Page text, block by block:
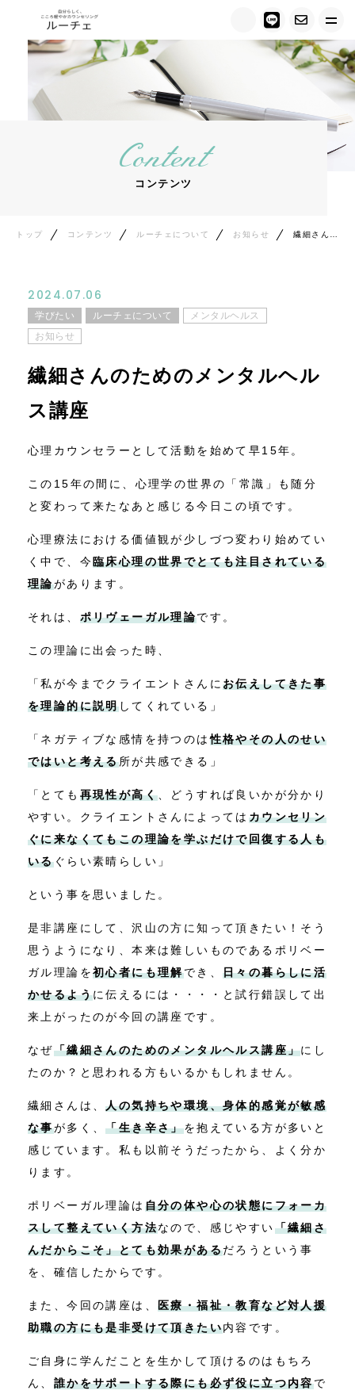
トップ
ルーチェについて
キャンペーン情報
カウンセラー紹介
ご相談の流れ
アクセス
Content
コンテンツ
トップ コンテンツ ルーチェについて お知らせ
2024.07.06
学びたい ルーチェについて
メンタルヘルス
お知らせ
繊細さんのためのメンタルヘル
ス講座
心理カウンセラーとして活動を始めて早15年。
この15年の間に、心理学の世界の「常識」も随分
と変わって来たなあと感じる今日この頃です。
心理療法における価値観が少しづつ変わり始めてい
く中で、今臨床心理の世界でとても注目されている
理論があります。
それは、 ポリヴェーガル理論です。
この理論に出会った時、
「私が今までクライエントさんに お伝えしてきた事
を理論的に説明してくれている」
「ネガティブな感情を持つのは性格やその人のせい
ではいと考える所が共感できる」
「とても 再現性が高く 、どうすれば良いかが分かり
やすい。クライエントさんによっては カウンセリン
ぐに来なくてもこの理論を学ぶだけで回復する人も
いるぐらい素晴らしい」
という事を思いました。
是非講座にして、沢山の方に知って頂きたい！そう
思うようになり、本来は難しいものであるポリベー
ガル理論を初心者にも理解でき、日々の暮らしに活
かせるように伝えるには・・・・と試行錯誤して出
来上がったのが今回の講座です。
なぜ「繊細さんのためのメンタルヘルス講座」にし
たのか？と思われる方もいるかもしれません。
繊細さんは、人の気持ちや環境、身体的感覚が敏感
な事が多く、「生き辛さ」を抱えている方が多いと
感じています。私も以前そうだったから、よく分か
ります。
ポリベーガル理論は 自分の体や心の状態にフォーカ
スして整えていく方法なので、感じやすい「繊細さ
んだからこそ」とても効果があるだろうという事
を、確信したからです。
また、今回の講座は、 医療・福祉・教育など対人援
助職の方にも是非受けて頂きたい内容です。
ご自身に学んだことを生かして頂けるのはもちろ
ん、 誰かをサポートする際にも必ず役に立つ内容で